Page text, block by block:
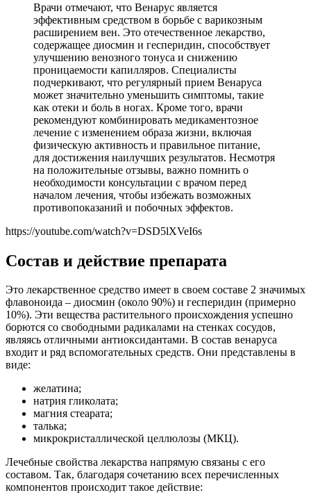
Врачи отмечают, что Венарус является
эффективным средством в борьбе с варикозным
расширением вен. Это отечественное лекарство,
содержащее диосмин и гесперидин, способствует
улучшению венозного тонуса и снижению
проницаемости капилляров. Специалисты
подчеркивают, что регулярный прием Венаруса
может значительно уменьшить симптомы, такие
как отеки и боль в ногах. Кроме того, врачи
рекомендуют комбинировать медикаментозное
лечение с изменением образа жизни, включая
физическую активность и правильное питание,
для достижения наилучших результатов. Несмотря
на положительные отзывы, важно помнить о
необходимости консультации с врачом перед
началом лечения, чтобы избежать возможных
противопоказаний и побочных эффектов.
https://youtube.com/watch?v=DSD5lXVeI6s
Состав и действие препарата
Это лекарственное средство имеет в своем составе 2 значимых
флавоноида – диосмин (около 90%) и гесперидин (примерно
10%). Эти вещества растительного происхождения успешно
борются со свободными радикалами на стенках сосудов,
являясь отличными антиоксидантами. В состав венаруса
входит и ряд вспомогательных средств. Они представлены в
виде:
желатина;
натрия гликолата;
магния стеарата;
талька;
микрокристаллической целлюлозы (МКЦ).
Лечебные свойства лекарства напрямую связаны с его
составом. Так, благодаря сочетанию всех перечисленных
компонентов происходит такое действие: